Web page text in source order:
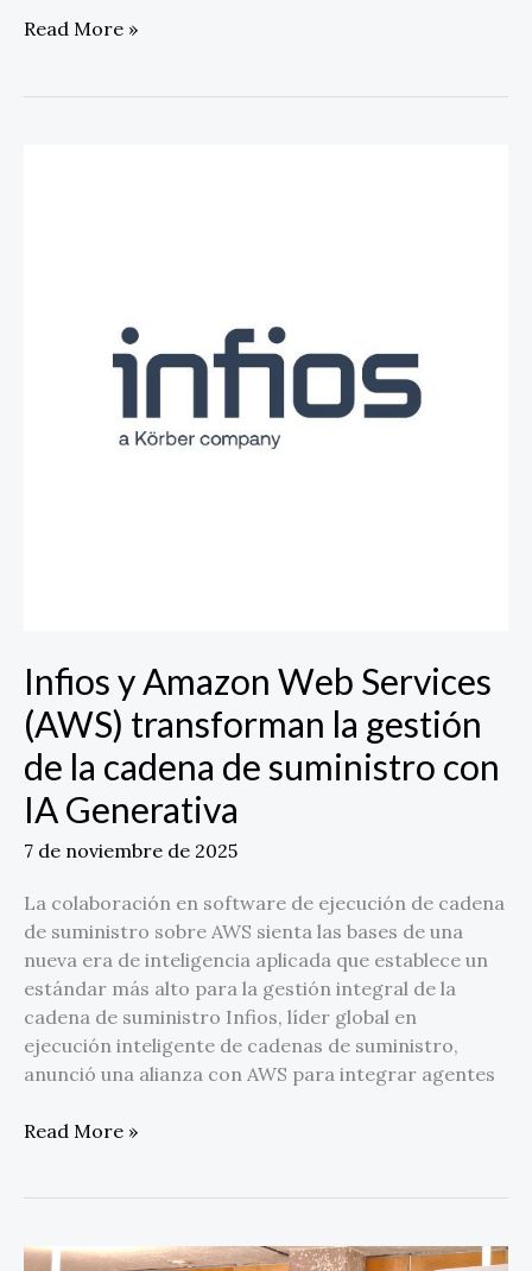
Read More »
Infios y Amazon Web Services
(AWS) transforman la gestión
de la cadena de suministro con
IA Generativa
7 de noviembre de 2025
La colaboración en software de ejecución de cadena
de suministro sobre AWS sienta las bases de una
nueva era de inteligencia aplicada que establece un
estándar más alto para la gestión integral de la
cadena de suministro Infios, líder global en
ejecución inteligente de cadenas de suministro,
anunció una alianza con AWS para integrar agentes
transforman
Read More »
1